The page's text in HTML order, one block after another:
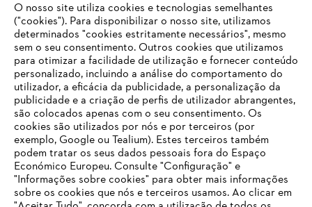
Opções de pagamento
Empresa
FAQs Loja Online
O SEU NAVEGADOR NÃO SUPORTA
O nosso site utiliza cookies e tecnologias semelhantes
("cookies"). Para disponibilizar o nosso site, utilizamos
determinados "cookies estritamente necessários", mesmo
sem o seu consentimento. Outros cookies que utilizamos
para otimizar a facilidade de utilização e fornecer conteúdo
personalizado, incluindo a análise do comportamento do
utilizador, a eficácia da publicidade, a personalização da
publicidade e a criação de perfis de utilizador abrangentes,
são colocados apenas com o seu consentimento. Os
cookies são utilizados por nós e por terceiros (por
exemplo, Google ou Tealium). Estes terceiros também
podem tratar os seus dados pessoais fora do Espaço
Económico Europeu. Consulte "Configuração" e
"Informações sobre cookies" para obter mais informações
sobre os cookies que nós e terceiros usamos. Ao clicar em